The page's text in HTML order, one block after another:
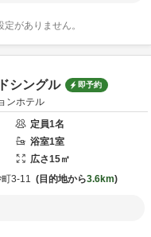
がありません。
シングル 即予約
ンホテル
定員1名
浴室1室
広さ15㎡
3-11 目的地から3.6km